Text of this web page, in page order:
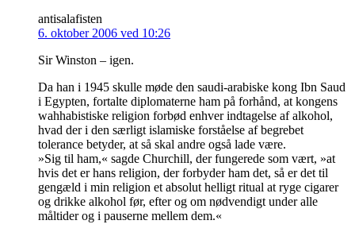
antisalafisten
6. oktober 2006 ved 10:26
Sir Winston – igen.
Da han i 1945 skulle møde den saudi-arabiske kong Ibn Saud
i Egypten, fortalte diplomaterne ham på forhånd, at kongens
wahhabistiske religion forbød enhver indtagelse af alkohol,
hvad der i den særligt islamiske forståelse af begrebet
tolerance betyder, at så skal andre også lade være.
»Sig til ham,« sagde Churchill, der fungerede som vært, »at
hvis det er hans religion, der forbyder ham det, så er det til
gengæld i min religion et absolut helligt ritual at ryge cigarer
og drikke alkohol før, efter og om nødvendigt under alle
måltider og i pauserne mellem dem.«